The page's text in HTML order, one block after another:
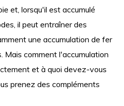
et, lorsqu'il est accumulé
il peut entraîner des
une accumulation de fer
Mais comment l'accumulation
et à quoi devez-vous
prenez des compléments